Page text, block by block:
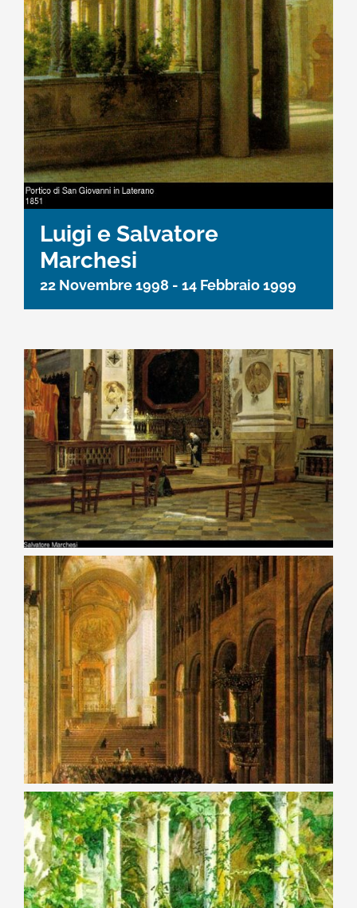
Luigi e Salvatore
Marchesi
22 Novembre 1998 - 14 Febbraio 1999